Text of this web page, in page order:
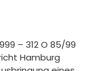
– 312 O 85/99
Hamburg